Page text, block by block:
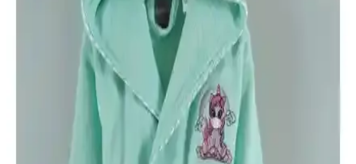
Bu karşılaştırma, Güvenal Akdeniz ve Özdilek Wedding bornoz
setlerinin özellikleri, kullanıcı yorumları ve avantajlarını analiz
ederek en uygun seçimi yapmanıza yardımcı olur.
Varol Biyeli Şal Yaka Bambu Bornoz ve Varol Orfe
Serisi Pike Otel Bornozu Karşılaştırması
İki yüksek kaliteli bornoz arasındaki farklar, kumaş yapısı, kullanım
kolaylığı ve kullanıcı yorumlarıyla detaylı karşılaştırma.